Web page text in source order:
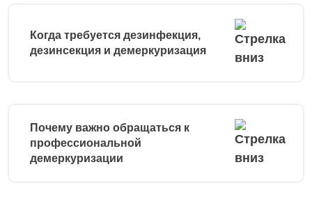
Когда требуется дезинфекция,
дезинсекция и демеркуризация
Почему важно обращаться к
профессиональной
демеркуризации